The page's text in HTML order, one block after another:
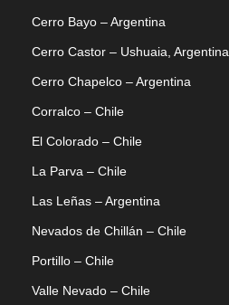
Cerro Bayo – Argentina
Cerro Castor – Ushuaia, Argentina
Cerro Chapelco – Argentina
Corralco – Chile
El Colorado – Chile
La Parva – Chile
Las Leñas – Argentina
Nevados de Chillán – Chile
Portillo – Chile
Valle Nevado – Chile